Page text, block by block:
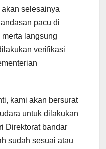
selesainya
pacu di
langsung
verifikasi
kami akan bersurat
untuk dilakukan
Direktorat bandar
sudah sesuai atau